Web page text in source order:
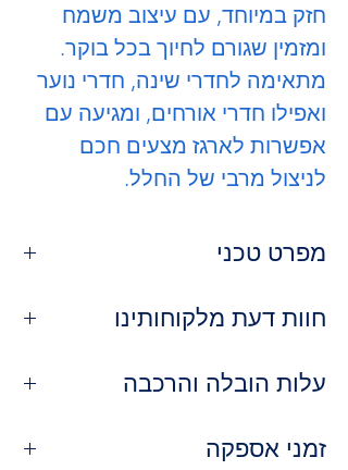
חזק במיוחד, עם עיצוב משמח
ומזמין שגורם לחיוך בכל בוקר.
מתאימה לחדרי שינה, חדרי נוער
ואפילו חדרי אורחים, ומגיעה עם
אפשרות לארגז מצעים חכם
לניצול מרבי של החלל.
מפרט טכני
עיצוב:צעיר, מודרני ומלא אופי
ריפוד:בד איכותי, קל לניקוי
אחריות:5 שנים
חוות דעת מלקוחותינו
"השם באמת אומר הכל – שין-שן! נוחה,
נכנסת לחדר."
עלות הובלה והרכבה
זמני אספקה